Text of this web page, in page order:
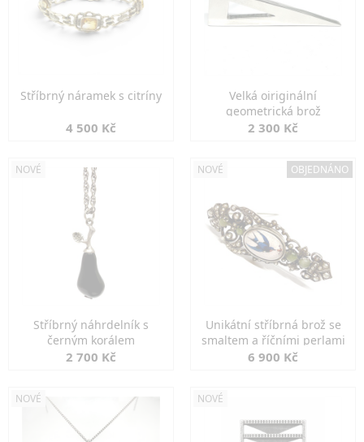
Stříbrný náramek s citríny
4 500 Kč
Velká oiriginální
geometrická brož
2 300 Kč
NOVÉ
Stříbrný náhrdelník s
černým korálem
2 700 Kč
NOVÉ OBJEDNÁNO
Unikátní stříbrná brož se
smaltem a říčními perlami
6 900 Kč
NOVÉ NOVÉ